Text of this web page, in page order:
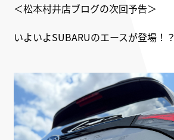
＜松本村井店ブログの次回予告＞
いよいよSUBARUのエースが登場！？